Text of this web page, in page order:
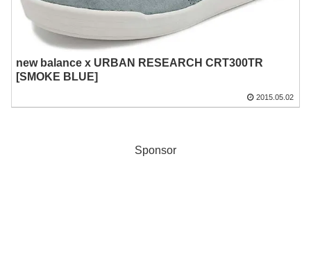
new balance x URBAN RESEARCH CRT300TR
[SMOKE BLUE]
2015.05.02
Sponsor